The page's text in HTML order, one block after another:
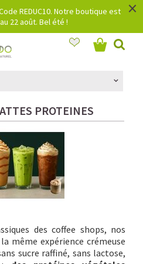
REDUC10. Notre boutique est
22 août. Bel été !
×
PROTEINES
des coffee shops, nos
même expérience crémeuse
sucre raffiné, sans lactose,